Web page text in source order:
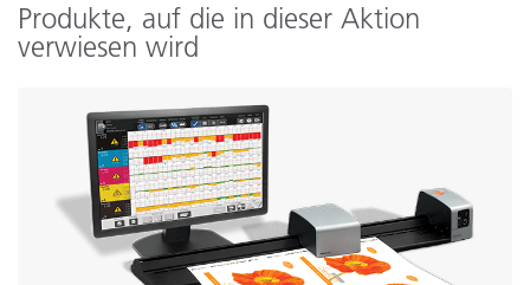
Produkte, auf die in dieser Aktion
verwiesen wird